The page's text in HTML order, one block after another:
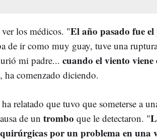
los médicos. "El año pasado fue
de ir como muy guay, tuve una
mi padre... cuando el viento viene
ha comenzado diciendo.
relatado que tuvo que someterse a
de un trombo que le detectaron. "
por un problema en una